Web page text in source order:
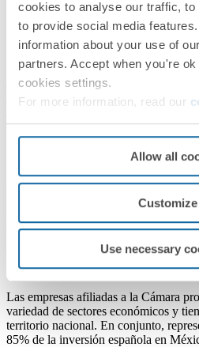
cookies to analyse our traffic,
to provide social media
information about your use of
partners. Accept when you're
cookies settings.
For more information, read our
Allow all
Customize
Use necessary
Con más de 130 años de historia en
de Comercio es una asociación civil
impulsando la inversión y el
Conmás de 130 años de historia en
de Comercio es una asociación civil
oficialmente por el Estado Español.
relaciones económicas y
impulsando la inversión y el
Las empresas afiliadas a la Cámara
variedad de sectores económicos y
territorio nacional. En conjunto,
85% de la inversión española en